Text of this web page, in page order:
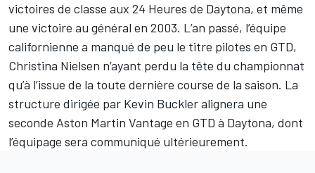
victoires de classe aux 24 Heures de Daytona, et même
une victoire au général en 2003. L’an passé, l’équipe
californienne a manqué de peu le titre pilotes en GTD,
Christina Nielsen n’ayant perdu la tête du championnat
qu’à l’issue de la toute dernière course de la saison. La
structure dirigée par Kevin Buckler alignera une
seconde Aston Martin Vantage en GTD à Daytona, dont
l’équipage sera communiqué ultérieurement.